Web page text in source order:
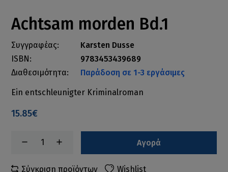
Achtsam morden Bd.1
Συγγραφέας:
Karsten Dusse
ISBN:
9783453439689
Διαθεσιμότητα:
Παράδοση σε 1-3 εργάσιμες
Ein entschleunigter Kriminalroman
15.85€
Αγορά
Σύγκριση προϊόντων Wishlist